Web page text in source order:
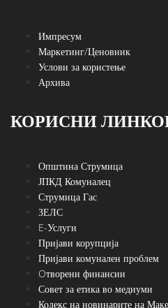
Импресум
Маркетинг/Ценовник
Услови за користење
Архива
КОРИСНИ
Општина Струмица
ЈПКД Комуналец
Струмица Гас
ЗЕЛС
E-Услуги
Пријави корупција
Пријави комунален проблем
Oтворени финансии
Совет за етика во медиуми
Кодекс на новинарите на